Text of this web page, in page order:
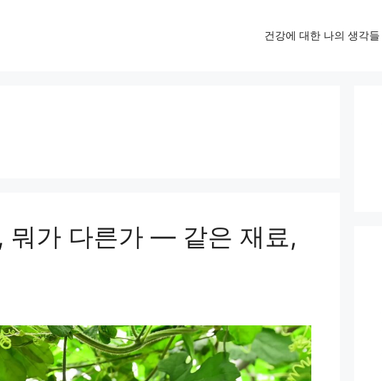
건강에 대한 나의 생각들
뭐가 다른가 — 같은 재료,